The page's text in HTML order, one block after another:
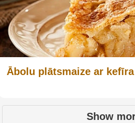
Ābolu plātsmaize ar
Show